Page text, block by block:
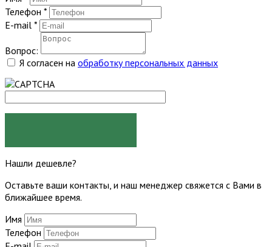
Телефон *
E-mail *
Вопрос:
Я согласен на обработку персональных данных
Нашли дешевле?
Оставьте ваши контакты, и наш менеджер свяжется с Вами в
ближайшее время.
Имя
Телефон